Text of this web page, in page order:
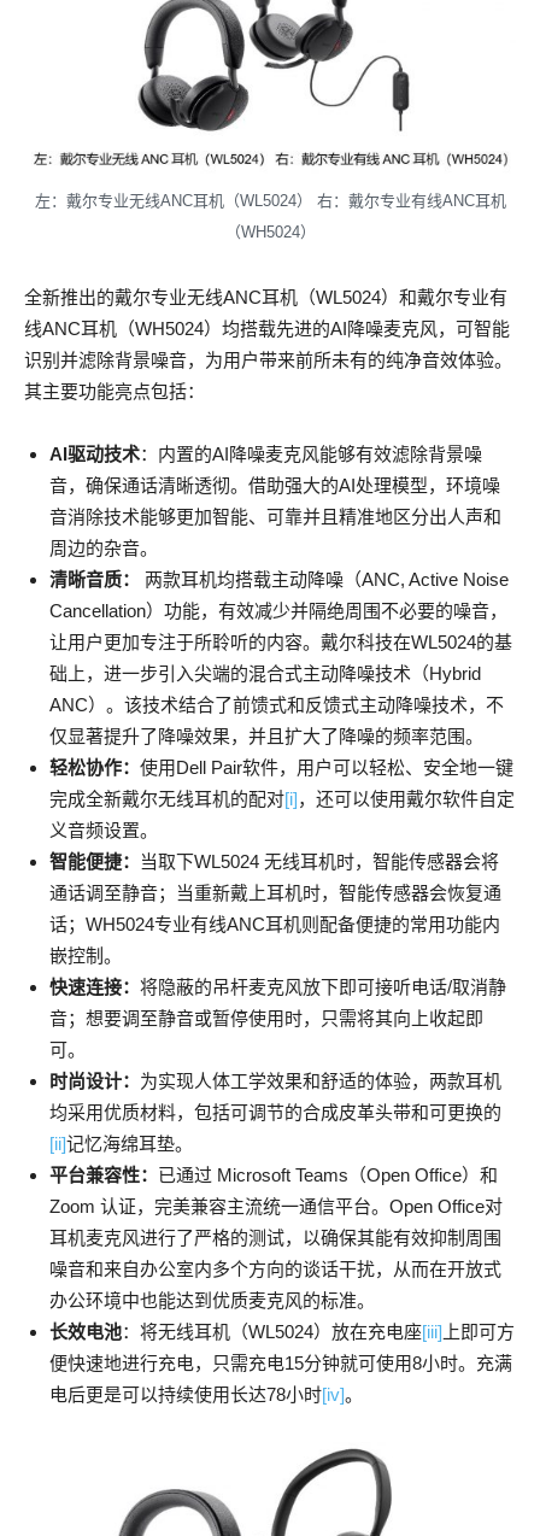
左：戴尔专业无线ANC耳机（WL5024） 右：戴尔专业有线ANC耳机
（WH5024）
全新推出的戴尔专业无线ANC耳机（WL5024）和戴尔专业有
线ANC耳机（WH5024）均搭载先进的AI降噪麦克风，可智能
识别并滤除背景噪音，为用户带来前所未有的纯净音效体验。
其主要功能亮点包括：
AI驱动技术：内置的AI降噪麦克风能够有效滤除背景噪
音，确保通话清晰透彻。借助强大的AI处理模型，环境噪
音消除技术能够更加智能、可靠并且精准地区分出人声和
周边的杂音。
清晰音质：
两款耳机均搭载主动降噪（ANC, Active Noise
Cancellation）功能，有效减少并隔绝周围不必要的噪音，
让用户更加专注于所聆听的内容。戴尔科技在WL5024的基
础上，进一步引入尖端的混合式主动降噪技术（Hybrid
ANC）。该技术结合了前馈式和反馈式主动降噪技术，不
仅显著提升了降噪效果，并且扩大了降噪的频率范围。
轻松协作： 使用Dell Pair软件，用户可以轻松、安全地一键
完成全新戴尔无线耳机的配对[i]，还可以使用戴尔软件自定
义音频设置。
智能便捷：
当取下WL5024 无线耳机时，智能传感器会将
通话调至静音；当重新戴上耳机时，智能传感器会恢复通
话；WH5024专业有线ANC耳机则配备便捷的常用功能内
嵌控制。
快速连接： 将隐蔽的吊杆麦克风放下即可接听电话/取消静
音；想要调至静音或暂停使用时，只需将其向上收起即
可。
时尚设计： 为实现人体工学效果和舒适的体验，两款耳机
均采用优质材料，包括可调节的合成皮革头带和可更换的
[ii]记忆海绵耳垫。
平台兼容性： 已通过 Microsoft Teams（Open Office）和
Zoom 认证，完美兼容主流统一通信平台。Open Office对
耳机麦克风进行了严格的测试，以确保其能有效抑制周围
噪音和来自办公室内多个方向的谈话干扰，从而在开放式
办公环境中也能达到优质麦克风的标准。
长效电池：将无线耳机（WL5024）放在充电座[iii] 上即可方
便快速地进行充电，只需充电15分钟就可使用8小时。充满
电后更是可以持续使用长达78小时[iv]。